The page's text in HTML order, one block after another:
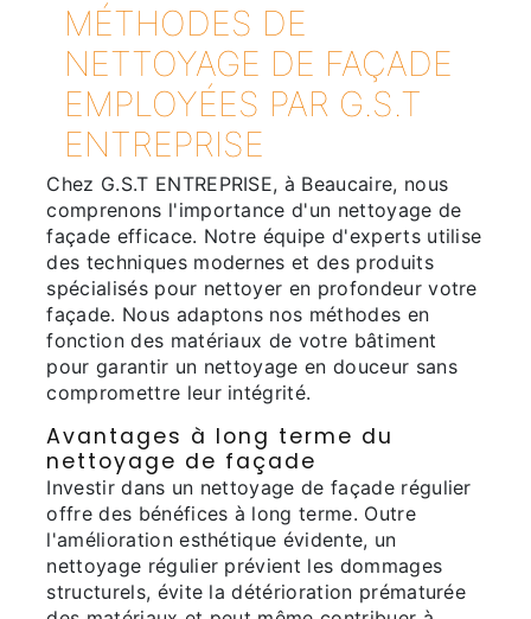
MÉTHODES DE
NETTOYAGE DE FAÇADE
EMPLOYÉES PAR G.S.T
ENTREPRISE
Chez G.S.T ENTREPRISE, à Beaucaire, nous
comprenons l'importance d'un nettoyage de
façade efficace. Notre équipe d'experts utilise
des techniques modernes et des produits
spécialisés pour nettoyer en profondeur votre
façade. Nous adaptons nos méthodes en
fonction des matériaux de votre bâtiment
pour garantir un nettoyage en douceur sans
compromettre leur intégrité.
Avantages à long terme du
nettoyage de façade
Investir dans un nettoyage de façade régulier
offre des bénéfices à long terme. Outre
l'amélioration esthétique évidente, un
nettoyage régulier prévient les dommages
structurels, évite la détérioration prématurée